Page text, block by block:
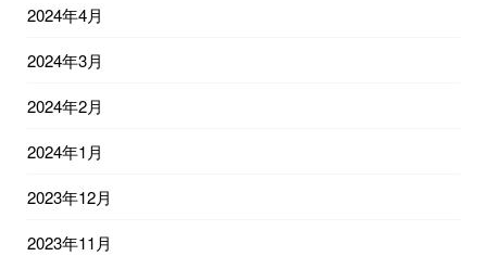
2024年4月
2024年3月
2024年2月
2024年1月
2023年12月
2023年11月